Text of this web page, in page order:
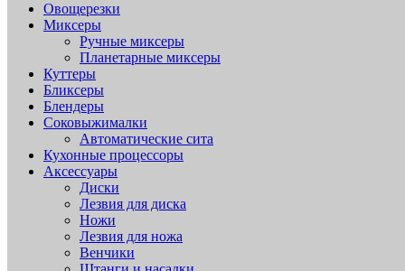
Овощерезки
Миксеры
Ручные миксеры
Планетарные миксеры
Куттеры
Бликсеры
Блендеры
Соковыжималки
Автоматические сита
Кухонные процессоры
Аксессуары
Диски
Лезвия для диска
Ножи
Лезвия для ножа
Венчики